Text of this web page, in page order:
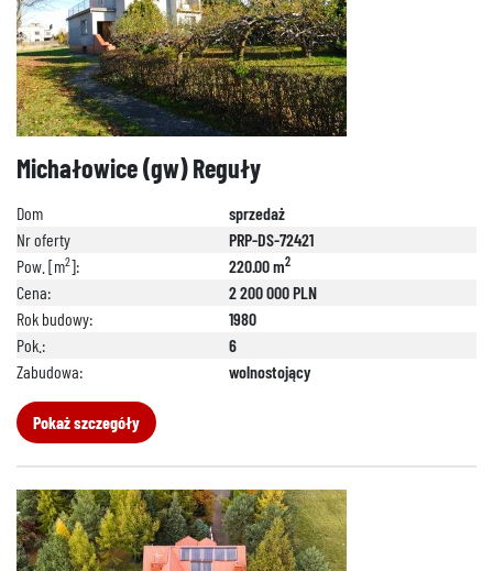
Michałowice (gw) Reguły
Dom
sprzedaż
Nr oferty
PRP-DS-72421
Pow. [m2]: 220.00 m2
Cena:
2 200 000 PLN
Rok budowy:
1980
Pok.:
6
Zabudowa:
wolnostojący
Pokaż szczegóły